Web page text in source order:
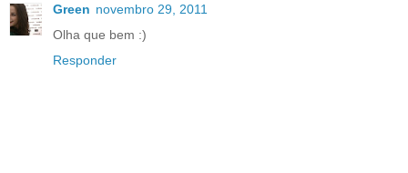
Green novembro 29, 2011
Olha que bem :)
Responder